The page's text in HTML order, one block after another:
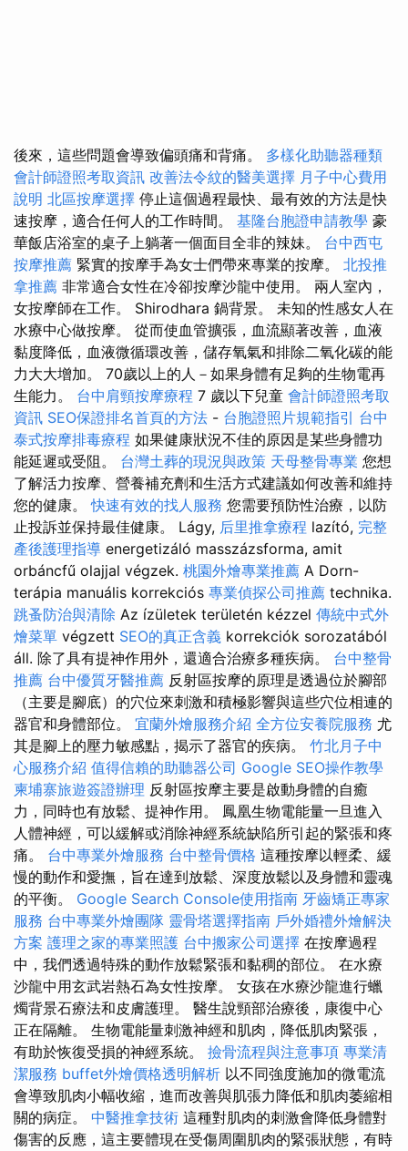
後來，這些問題會導致偏頭痛和背痛。 多樣化助聽器種類
會計師證照考取資訊 改善法令紋的醫美選擇 月子中心費用
說明 北區按摩選擇 停止這個過程最快、最有效的方法是快
速按摩，適合任何人的工作時間。 基隆台胞證申請教學 豪
華飯店浴室的桌子上躺著一個面目全非的辣妹。 台中西屯
按摩推薦 緊實的按摩手為女士們帶來專業的按摩。 北投推
拿推薦 非常適合女性在冷卻按摩沙龍中使用。 兩人室內，
女按摩師在工作。 Shirodhara 鍋背景。 未知的性感女人在
水療中心做按摩。 從而使血管擴張，血流顯著改善，血液
黏度降低，血液微循環改善，儲存氧氣和排除二氧化碳的能
力大大增加。 70歲以上的人－如果身體有足夠的生物電再
生能力。 台中肩頸按摩療程 7 歲以下兒童 會計師證照考取
資訊 SEO保證排名首頁的方法 - 台胞證照片規範指引 台中
泰式按摩排毒療程 如果健康狀況不佳的原因是某些身體功
能延遲或受阻。 台灣土葬的現況與政策 天母整骨專業 您想
了解活力按摩、營養補充劑和生活方式建議如何改善和維持
您的健康。快速有效的找人服務 您需要預防性治療，以防
止投訴並保持最佳健康。 Lágy, 后里推拿療程 lazító, 完整
產後護理指導 energetizáló masszázsforma, amit
orbáncfű olajjal végzek. 桃園外燴專業推薦 A Dorn-
terápia manuális korrekciós 專業偵探公司推薦 technika.
跳蚤防治與清除 Az ízületek területén kézzel 傳統中式外
燴菜單 végzett SEO的真正含義 korrekciók sorozatából
áll. 除了具有提神作用外，還適合治療多種疾病。 台中整骨
推薦 台中優質牙醫推薦 反射區按摩的原理是透過位於腳部
（主要是腳底）的穴位來刺激和積極影響與這些穴位相連的
器官和身體部位。 宜蘭外燴服務介紹 全方位安養院服務 尤
其是腳上的壓力敏感點，揭示了器官的疾病。 竹北月子中
心服務介紹 值得信賴的助聽器公司 Google SEO操作教學
柬埔寨旅遊簽證辦理 反射區按摩主要是啟動身體的自癒
力，同時也有放鬆、提神作用。 鳳凰生物電能量一旦進入
人體神經，可以緩解或消除神經系統缺陷所引起的緊張和疼
痛。 台中專業外燴服務 台中整骨價格 這種按摩以輕柔、緩
慢的動作和愛撫，旨在達到放鬆、深度放鬆以及身體和靈魂
的平衡。 Google Search Console使用指南 牙齒矯正專家
服務 台中專業外燴團隊 靈骨塔選擇指南 戶外婚禮外燴解決
方案 護理之家的專業照護 台中搬家公司選擇 在按摩過程
中，我們透過特殊的動作放鬆緊張和黏稠的部位。 在水療
沙龍中用玄武岩熱石為女性按摩。 女孩在水療沙龍進行蠟
燭背景石療法和皮膚護理。 醫生說頸部治療後，康復中心
正在隔離。 生物電能量刺激神經和肌肉，降低肌肉緊張，
有助於恢復受損的神經系統。 撿骨流程與注意事項 專業清
潔服務 buffet外燴價格透明解析 以不同強度施加的微電流
會導致肌肉小幅收縮，進而改善與肌張力降低和肌肉萎縮相
關的病症。 中醫推拿技術 這種對肌肉的刺激會降低身體對
傷害的反應，這主要體現在受傷周圍肌肉的緊張狀態，有時